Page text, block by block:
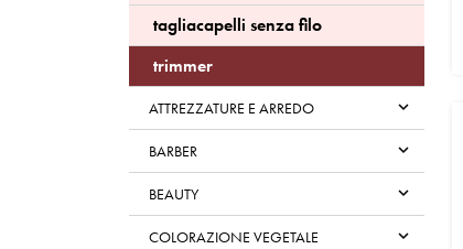
tagliacapelli senza filo
trimmer
ATTREZZATURE E ARREDO 
BARBER 
BEAUTY 
COLORAZIONE VEGETALE 